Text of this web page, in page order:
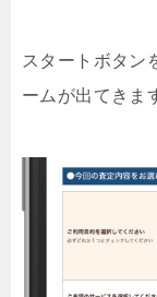
スタートボタン
ームが出てきま